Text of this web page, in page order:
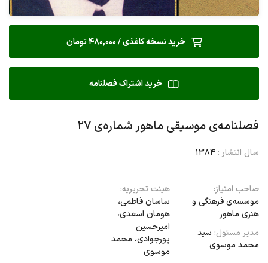
خرید نسخه کاغذی / 480,000 تومان
خرید اشتراک فصلنامه
فصلنامه‌ی موسیقی ماهور شماره‌ی ۲۷
سال انتشار : 1384
صاحب امتیاز:
موسسه‌ی فرهنگی و
هنری ماهور
مدیر مسئول: سید
محمد موسوی
هیئت تحریریه:
ساسان فاطمی،‌
هومان اسعدی،
امیرحسین
پورجوادی، محمد
موسوی